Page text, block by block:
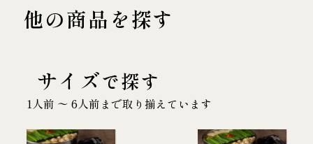
他の商品を探す
サイズで探す
1人前 〜 6人前まで取り揃えています